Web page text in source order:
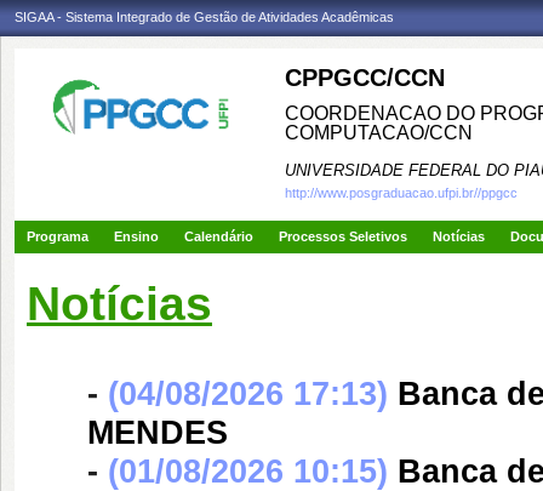
SIGAA - Sistema Integrado de Gestão de Atividades Acadêmicas
CPPGCC/CCN
COORDENACAO DO
COMPUTACAO/CCN
UNIVERSIDADE FEDERAL DO
http://www.posgraduacao.ufpi.br//ppgcc
Programa Ensino Calendário Processos Seletivos Notícias
Notícias
- (04/08/2026 17:13) Banca
MENDES
- (01/08/2026 10:15) Banca